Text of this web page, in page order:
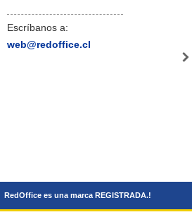
Escríbanos a:
web@redoffice.cl
RedOffice es una marca REGISTRADA.!